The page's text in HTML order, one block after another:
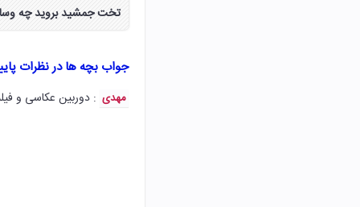
تخت جمشید بروید چه
جواب بچه ها در نظرات
مهدی : دوربین عکاسی و